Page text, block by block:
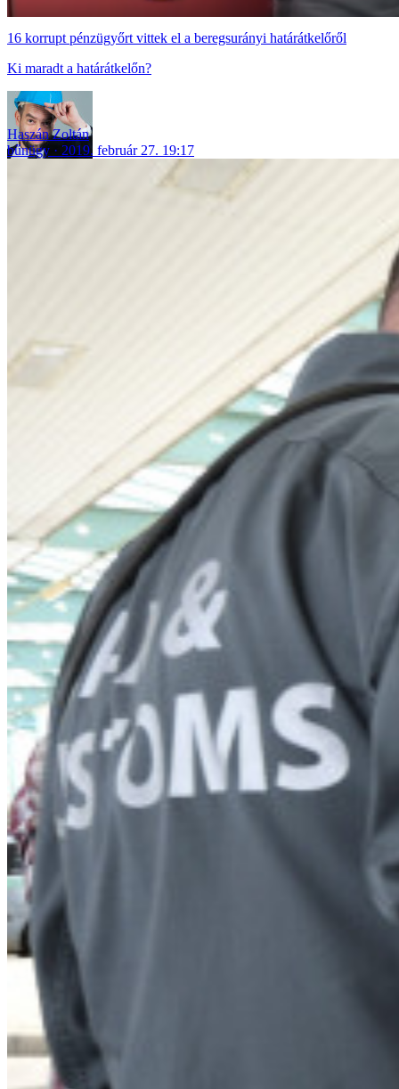
16 korrupt pénzügyőrt vittek el a beregsurányi határátkelőről
Ki maradt a határátkelőn?
Haszán Zoltán
bűnügy
2019. február 27. 19:17